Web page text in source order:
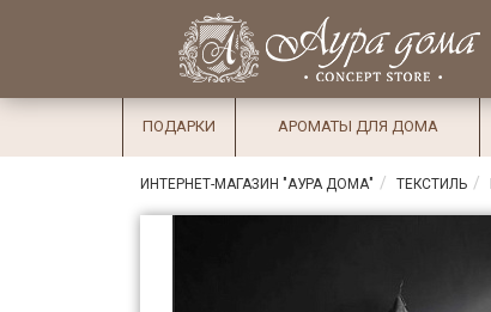
Избранное
×
СалоныДоставка
Оплата
Подарки
Ароматы
для дома
ПОДАРКИ АРОМАТЫ ДЛЯ ДОМА
ИНТЕРНЕТ-МАГАЗИН "АУРА ДОМА" ТЕКСТИЛЬ